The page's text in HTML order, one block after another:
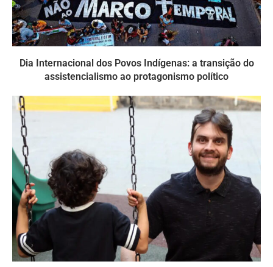
Dia Internacional dos Povos Indígenas: a transição do
assistencialismo ao protagonismo político